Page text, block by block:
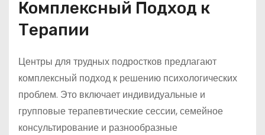
Комплексный Подход к
Терапии
Центры для трудных подростков предлагают
комплексный подход к решению психологических
проблем. Это включает индивидуальные и
групповые терапевтические сессии, семейное
консультирование и разнообразные